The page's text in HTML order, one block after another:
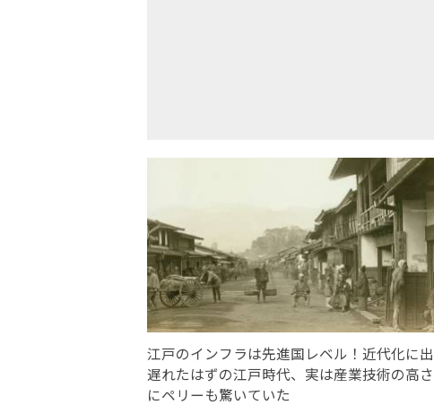
江戸のインフラは先進国レベル！近代化に出
遅れたはずの江戸時代、実は産業技術の高さ
にペリーも驚いていた